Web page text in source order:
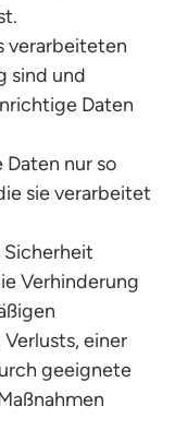
verarbeiteten
sind und
Daten
nur so
sie verarbeitet
Sicherheit
Verhinderung
einer
geeignete